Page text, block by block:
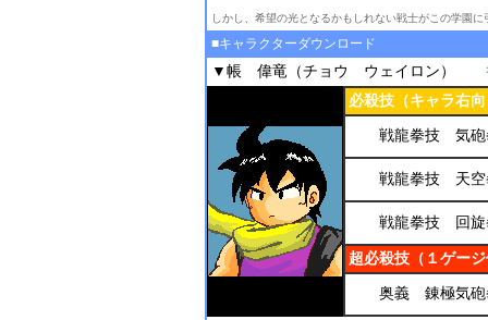
しかし、希望の光となるかもしれない戦士がこの学園
■キャラクターダウンロード
▼帳 偉竜（チョウ ウェイロン）
必殺技（キャラ右
戦龍拳技 気砲
戦龍拳技 天空
戦龍拳技 回旋
超必殺技（１ゲー
奥義 錬極気砲